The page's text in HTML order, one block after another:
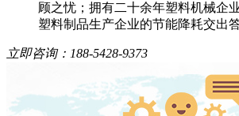
顾之忧；拥有二十余年塑料机械企
塑料制品生产企业的节能降耗交出答
立即咨询： 188-5428-9373